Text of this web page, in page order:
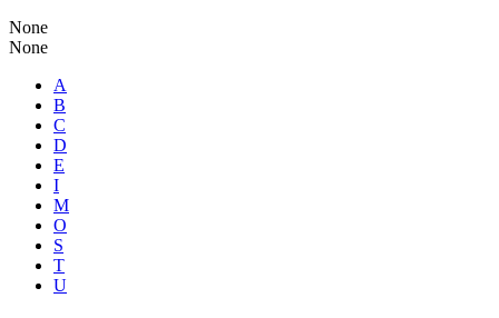
None
None
A
B
C
D
E
I
M
O
S
T
U